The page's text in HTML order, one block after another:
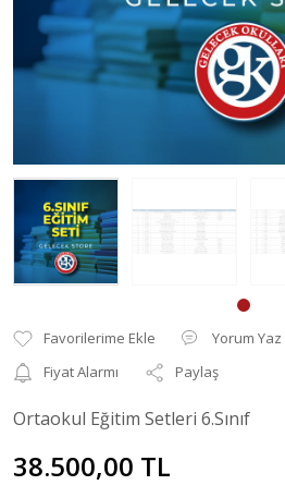
Yorum Yaz
Fiyat Alarmı
Paylaş
Ortaokul Eğitim Setleri 6.Sınıf
38.500,00 TL